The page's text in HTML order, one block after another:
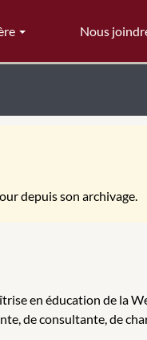
Nous
depuis son archivage.
en éducation de la
de consultante, de